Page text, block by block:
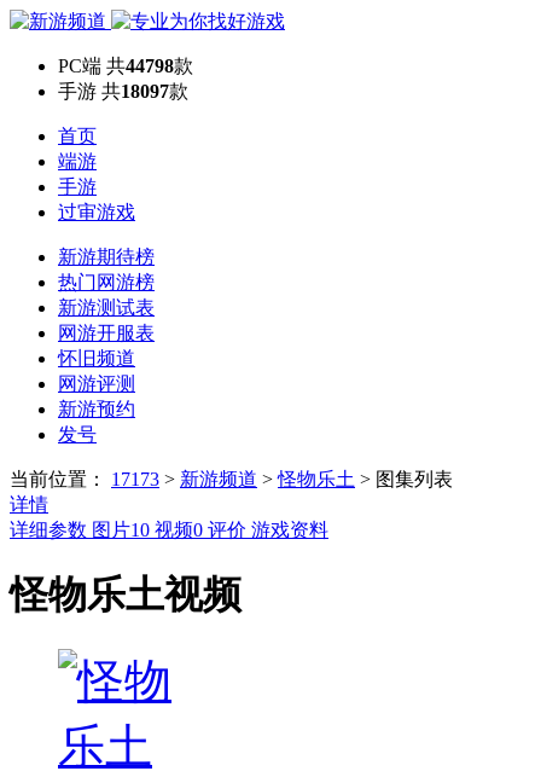
PC端 共44798款
手游 共18097款
首页
端游
手游
过审游戏
新游期待榜
热门网游榜
新游测试表
网游开服表
怀旧频道
网游评测
新游预约
发号
当前位置： 17173 > 新游频道 >怪物乐土 > 图集列表
详情
详细参数 图片10 视频0 评价 游戏资料
怪物乐土视频